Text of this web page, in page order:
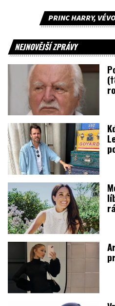
PRINC HARRY,
NEJNOVĚJŠÍ ZPRÁVY